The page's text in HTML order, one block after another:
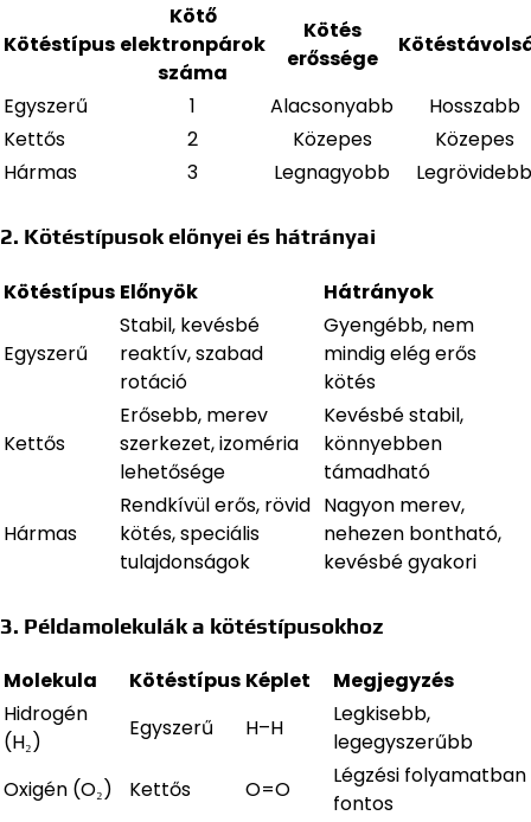
Kötéstípus
Kötő
elektronpárok
száma
Kötés
erőssége
Egyszerű 1 Alacsonyabb
Hosszabb
Kettős
2 Közepes
Közepes
Hármas
3 Legnagyobb Legrövidebb
2. Kötéstípusok előnyei és hátrányai
Kötéstípus Előnyök Hátrányok
Egyszerű
Stabil, kevésbé
reaktív, szabad
rotáció
Gyengébb, nem
mindig elég erős
kötés
Kettős
Erősebb, merev
szerkezet, izoméria
lehetősége
Kevésbé stabil,
könnyebben
támadható
Hármas
Rendkívül erős, rövid
kötés, speciális
tulajdonságok
Nagyon merev,
nehezen bontható,
kevésbé gyakori
3. Példamolekulák a kötéstípusokhoz
Molekula Kötéstípus Képlet
Megjegyzés
Hidrogén
(H₂)
Egyszerű H–H
Legkisebb,
legegyszerűbb
Oxigén (O₂)
Kettős O=O
Légzési folyamatban
fontos